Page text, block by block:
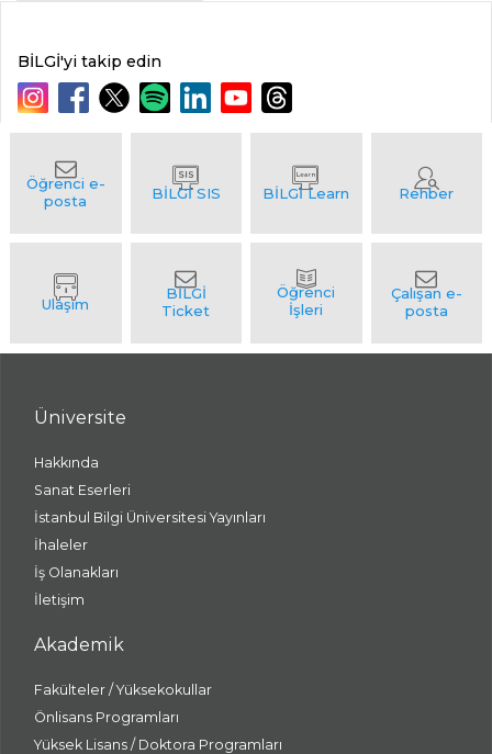
BİLGİ'yi takip edin
Üniversite
Hakkında
Sanat Eserleri
İstanbul Bilgi Üniversitesi Yayınları
İhaleler
İş Olanakları
İletişim
Akademik
Fakülteler / Yüksekokullar
Önlisans Programları
Yüksek Lisans / Doktora Programları